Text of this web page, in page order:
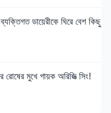
ডায়েরীকে ঘিরে বেশ কিছু
মুখে গায়ক অরিজিত্‍ সিং!